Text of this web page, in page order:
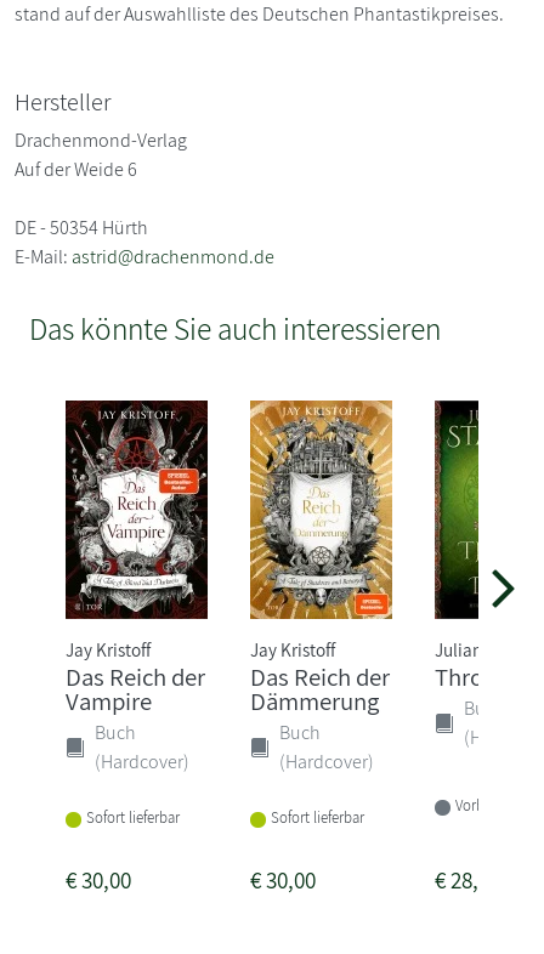
stand auf der Auswahlliste des Deutschen Phantastikpreises.
Hersteller
Drachenmond-Verlag
Auf der Weide 6
DE - 50354 Hürth
E-Mail: astrid@drachenmond.de
Das könnte Sie auch interessieren
Jay Kristoff
Das Reich der
Vampire
Buch
(Hardcover)
Sofort lieferbar
€30,00
Jay Kristoff
Das Reich der
Dämmerung
Buch
(Hardcover)
Sofort lieferbar
€30,00
Juliane
Thron der
Buch
Vorbestellbar
€28,00